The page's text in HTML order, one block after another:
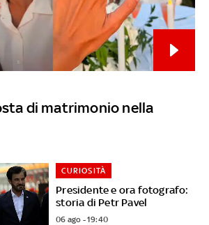
di matrimonio nella
Presidente e ora fotografo:
storia di Petr Pavel
CURIOSITÀ
06 ago - 19:40